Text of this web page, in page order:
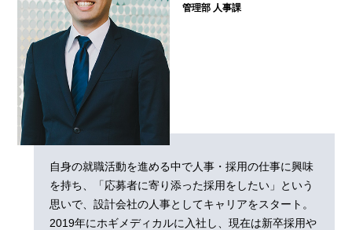
管理部 人事課
自身の就職活動を進める中で人事・採用の仕事に興味
を持ち、「応募者に寄り添った採用をしたい」という
思いで、設計会社の人事としてキャリアをスタート。
2019年にホギメディカルに入社し、現在は新卒採用や